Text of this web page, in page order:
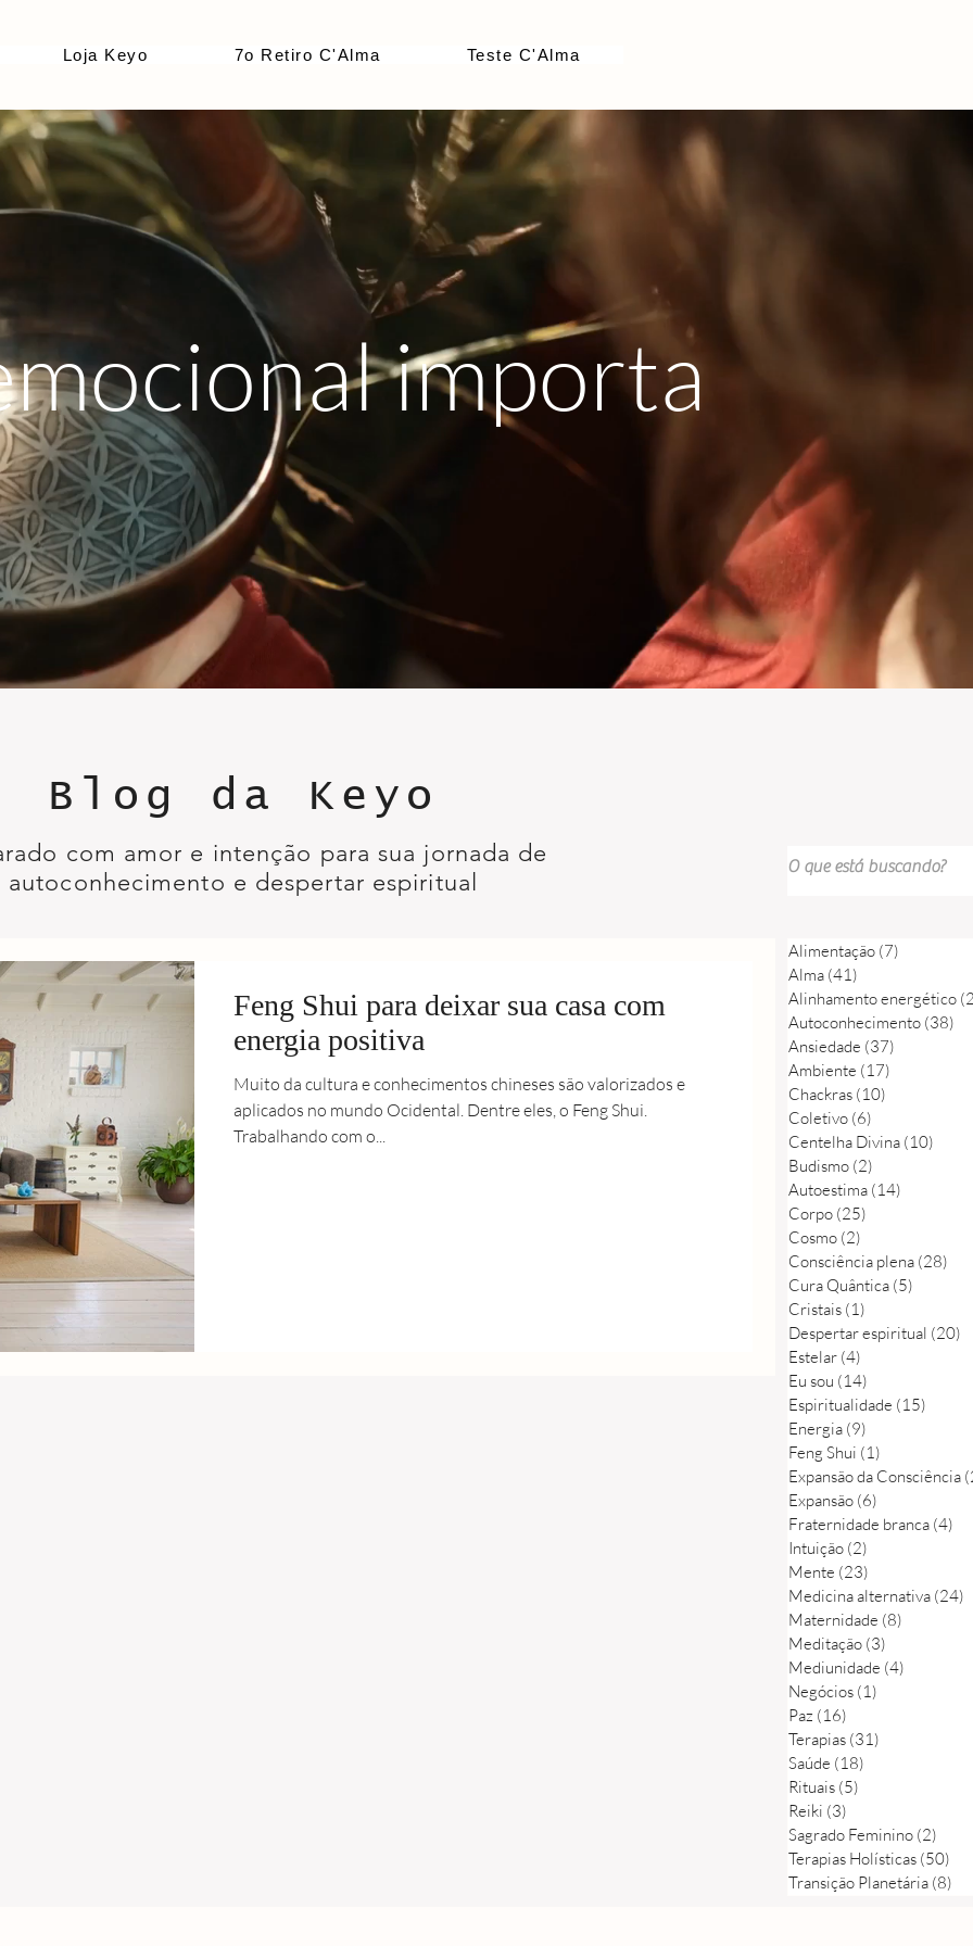
Loja Keyo 7o Retiro C'Alma Teste C'Alma
importa
Blog da Keyo
com amor e intenção para sua jornada de
autoconhecimento e despertar espiritual
Feng Shui para deixar sua casa com
energia positiva
Muito da cultura e conhecimentos chineses são valorizados e
aplicados no mundo Ocidental. Dentre eles, o Feng Shui.
Trabalhando com o...
Alimentação (7)
Alma (41)
Alinhamento energético
Autoconhecimento (38)
Ansiedade (37)
Ambiente (17)
Chackras (10)
Coletivo (6)
Centelha Divina (10)
Budismo (2)
Autoestima (14)
Corpo (25)
Cosmo (2)
Consciência plena (28)
Cura Quântica (5)
Cristais (1)
Despertar espiritual (20)
Estelar (4)
Eu sou (14)
Espiritualidade (15)
Energia (9)
Feng Shui (1)
Expansão da Consciência
Expansão (6)
Fraternidade branca (4)
Intuição (2)
Mente (23)
Medicina alternativa (24)
Maternidade (8)
Meditação (3)
Mediunidade (4)
Negócios (1)
Paz (16)
Terapias (31)
Saúde (18)
Rituais (5)
Reiki (3)
Sagrado Feminino (2)
Terapias Holísticas (50)
Transição Planetária (8)